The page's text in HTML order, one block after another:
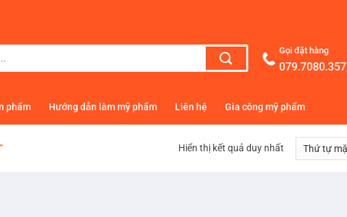
Gọi đặt hàng
079.7080.357
phẩm Hướng dẫn làm mỹ phẩm Liên hệ Gia công mỹ phẩm
Hiển thị kết quả duy nhất